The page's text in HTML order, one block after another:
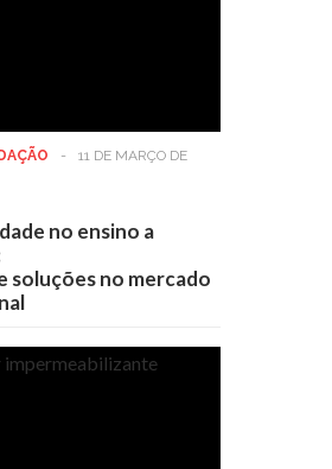
-
11 DE MARÇO DE
no ensino a
soluções no mercado